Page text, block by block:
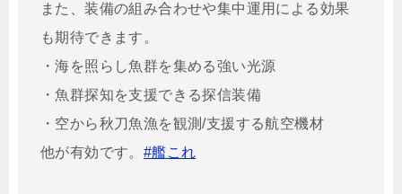
また、装備の組み合わせや集中運用による効果
も期待できます。
・海を照らし魚群を集める強い光源
・魚群探知を支援できる探信装備
・空から秋刀魚漁を観測/支援する航空機材
他が有効です。 #艦これ